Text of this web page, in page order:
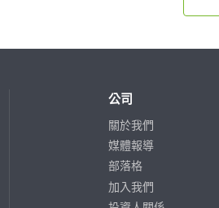
公司
關於我們
媒體報導
部落格
加入我們